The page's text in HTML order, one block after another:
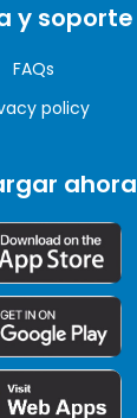
y soporte
FAQs
policy
ahora